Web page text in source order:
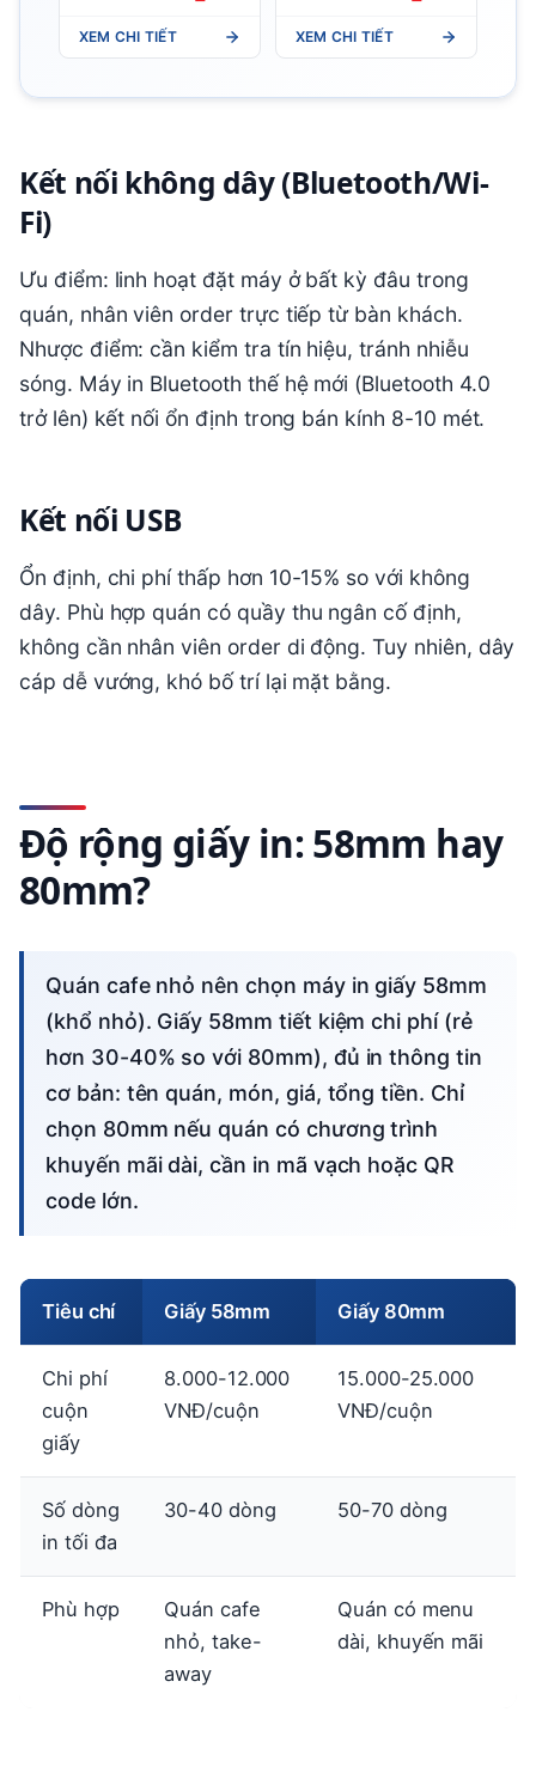
XEM CHI TIẾT XEM CHI TIẾT
Kết nối không dây (Bluetooth/Wi-
Fi)
Ưu điểm: linh hoạt đặt máy ở bất kỳ đâu trong
quán, nhân viên order trực tiếp từ bàn khách.
Nhược điểm: cần kiểm tra tín hiệu, tránh nhiễu
sóng. Máy in Bluetooth thế hệ mới (Bluetooth 4.0
trở lên) kết nối ổn định trong bán kính 8-10 mét.
Kết nối USB
Ổn định, chi phí thấp hơn 10-15% so với không
dây. Phù hợp quán có quầy thu ngân cố định,
không cần nhân viên order di động. Tuy nhiên, dây
cáp dễ vướng, khó bố trí lại mặt bằng.
Độ rộng giấy in: 58mm hay
80mm?
Quán cafe nhỏ nên chọn máy in giấy 58mm
(khổ nhỏ). Giấy 58mm tiết kiệm chi phí (rẻ
hơn 30-40% so với 80mm), đủ in thông tin
cơ bản: tên quán, món, giá, tổng tiền. Chỉ
chọn 80mm nếu quán có chương trình
khuyến mãi dài, cần in mã vạch hoặc QR
code lớn.
Tiêu chí Giấy 58mm Giấy 80mm
Chi phí
cuộn
giấy
8.000-12.000
VNĐ/cuộn
15.000-25.000
VNĐ/cuộn
Số dòng
in tối đa
30-40 dòng 50-70 dòng
Phù hợp
Quán cafe
nhỏ, take-
away
Quán có menu
dài, khuyến mãi